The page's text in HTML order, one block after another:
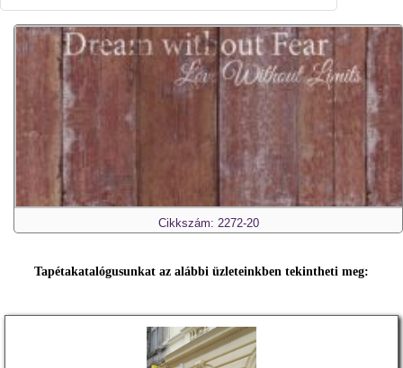
Cikkszám: 2272-20
Tapétakatalógusunkat az alábbi üzleteinkben tekintheti meg: